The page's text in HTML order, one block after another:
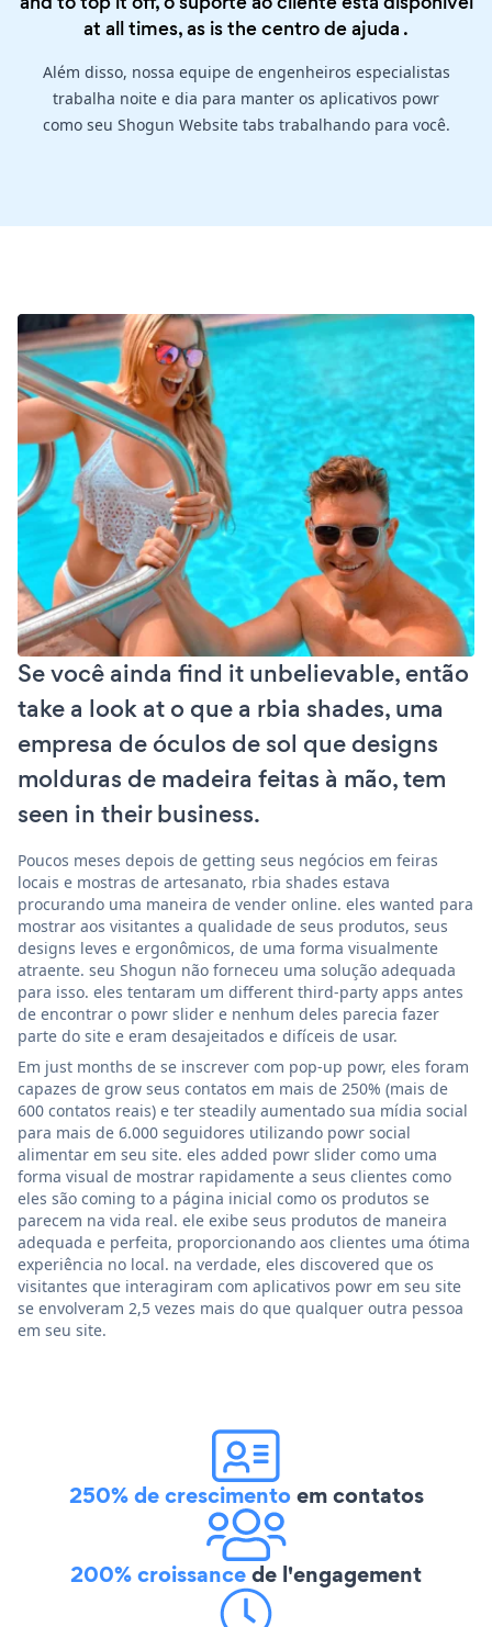
at all times, as is thecentro de ajuda .
Além disso, nossa equipe de engenheiros especialistas
trabalha noite e dia para manter os aplicativos powr
como seu Shogun Website tabs trabalhando para você.
Se você ainda find it unbelievable, então
take a look at o que a rbia shades, uma
empresa de óculos de sol que designs
molduras de madeira feitas à mão, tem
seen in their business.
Poucos meses depois de getting seus negócios em feiras
locais e mostras de artesanato, rbia shades estava
procurando uma maneira de vender online. eles wanted para
mostrar aos visitantes a qualidade de seus produtos, seus
designs leves e ergonômicos, de uma forma visualmente
atraente. seu Shogun não forneceu uma solução adequada
para isso. eles tentaram um different third-party apps antes
de encontrar o powr slider e nenhum deles parecia fazer
parte do site e eram desajeitados e difíceis de usar.
Em just months de se inscrever com pop-up powr, eles foram
capazes de grow seus contatos em mais de 250% (mais de
600 contatos reais) e ter steadily aumentado sua mídia social
para mais de 6.000 seguidores utilizando powr social
alimentar em seu site. eles added powr slider como uma
forma visual de mostrar rapidamente a seus clientes como
eles são coming to a página inicial como os produtos se
parecem na vida real. ele exibe seus produtos de maneira
adequada e perfeita, proporcionando aos clientes uma ótima
experiência no local. na verdade, eles discovered que os
visitantes que interagiram com aplicativos powr em seu site
se envolveram 2,5 vezes mais do que qualquer outra pessoa
em seu site.
250% de crescimentoem contatos
200% croissancede l'engagement